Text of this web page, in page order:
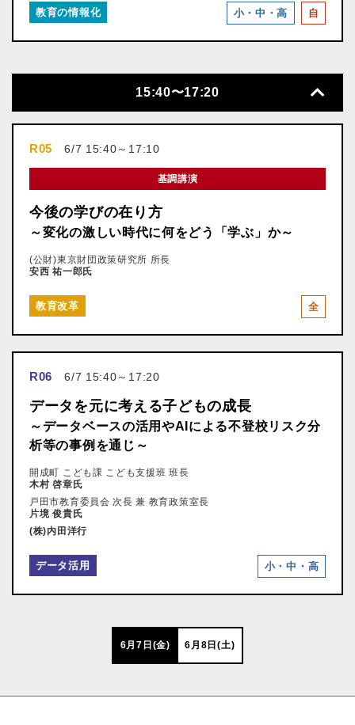
教育の情報化 小・中・高 自
15:40〜17:20
R05 6/7 15:40～17:10
基調講演
今後の学びの在り方
～変化の激しい時代に何をどう「学ぶ」か～
(公財)東京財団政策研究所 所長
安西 祐一郎氏
教育改革 全
R06 6/7 15:40～17:20
データを元に考える子どもの成長
～データベースの活用やAIによる不登校リスク分
析等の事例を通じ～
開成町 こども課 こども支援班 班長
木村 啓章氏
戸田市教育委員会 次長 兼 教育政策室長
片境 俊貴氏
(株)内田洋行
データ活用 小・中・高
6月7日(金) 6月8日(土)